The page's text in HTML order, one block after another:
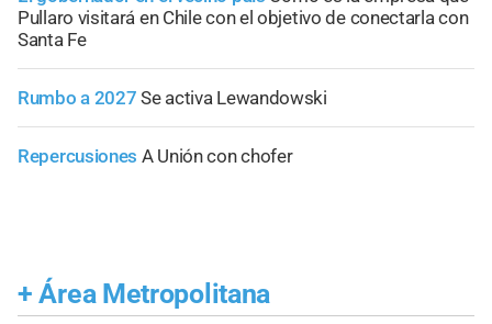
Pullaro visitará en Chile con el objetivo de conectarla con
Santa Fe
Rumbo a 2027 Se activa Lewandowski
Repercusiones A Unión con chofer
+ Área Metropolitana